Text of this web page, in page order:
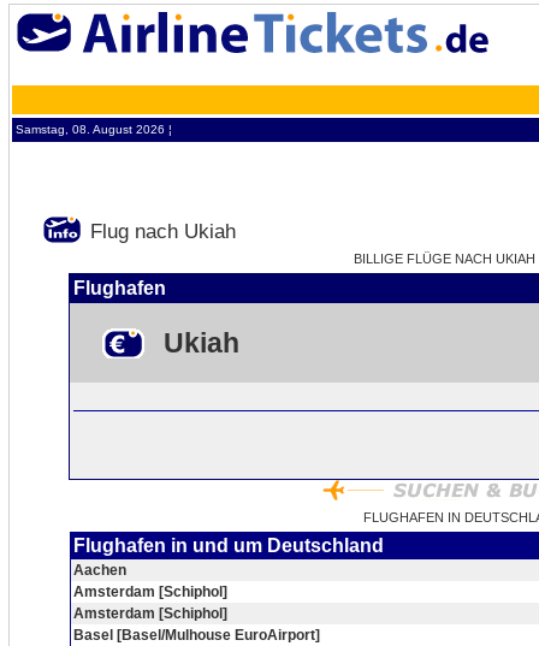
Samstag, 08. August 2026 ¦
Flug nach Ukiah
BILLIGE FLÜGE NACH
Flughafen
Ukiah
FLUGHAFEN IN
Flughafen in und um Deutschland
Aachen
Amsterdam [Schiphol]
Amsterdam [Schiphol]
Basel [Basel/Mulhouse EuroAirport]